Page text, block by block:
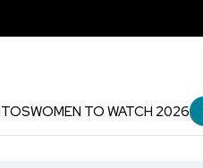
WOMEN TO WATCH 2026